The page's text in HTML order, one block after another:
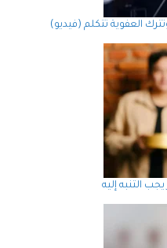
العفوية تتكلم (فيديو)
التنبه إليه